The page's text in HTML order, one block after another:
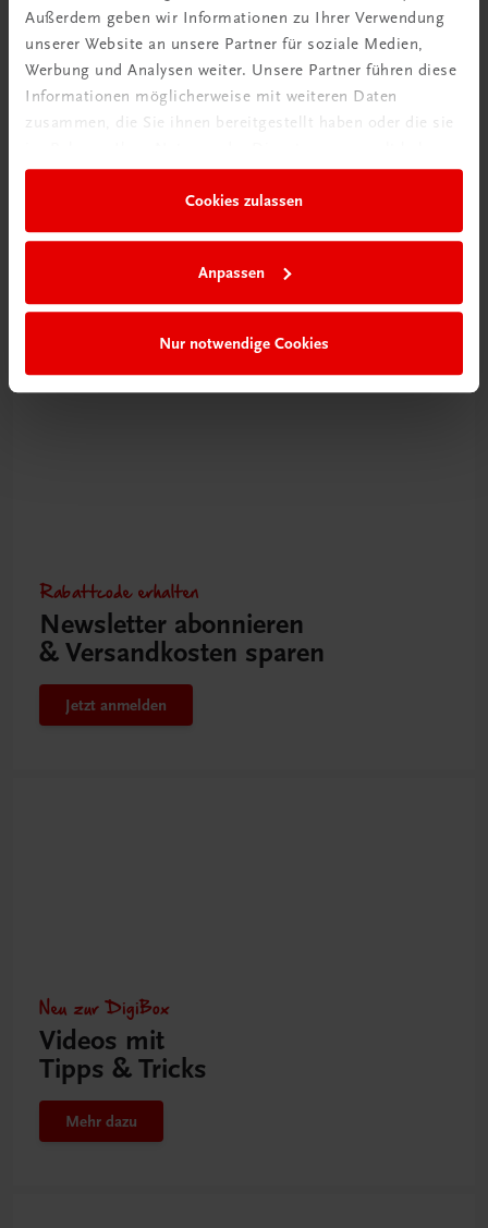
Außerdem geben wir Informationen zu Ihrer Verwendung
unserer Website an unsere Partner für soziale Medien,
Werbung und Analysen weiter. Unsere Partner führen diese
Informationen möglicherweise mit weiteren Daten
zusammen, die Sie ihnen bereitgestellt haben oder die sie
Cookies zulassen
Anpassen
Nur notwendige Cookies
Ratgeber Schulpraxis
Wie mit KI im Unterricht
umgehen?
Rabattcode erhalten
Newsletter abonnieren
& Versandkosten sparen
Jetzt anmelden
Neu zur DigiBox
Videos mit
Tipps & Tricks
Mehr dazu